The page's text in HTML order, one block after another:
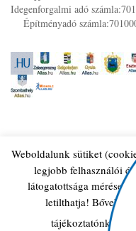
Idegenforgalmi adó
Építményadó
© 2026
Weboldalunk sütiket
legjobb felhasználói
látogatottsága mérése
letilthatja! Bővebb
tájékoztatónkban